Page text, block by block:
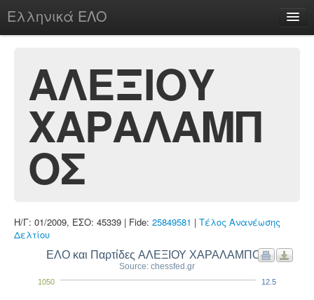
Ελληνικά ΕΛΟ
chesstu.be @ discord
Login
ΑΛΕΞΙΟΥ
ΧΑΡΑΛΑΜΠ
ΟΣ
Η/Γ: 01/2009, ΕΣΟ: 45339 | Fide: 25849581 | Τέλος Ανανέωσης
Δελτίου
ΕΛΟ και Παρτίδες ΑΛΕΞΙΟΥ ΧΑΡΑΛΑΜΠΟΣ
Source: chessfed.gr
1050 12.5